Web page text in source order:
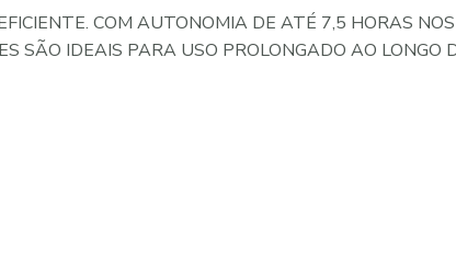
COM AUTONOMIA DE ATÉ 7,5 HORAS
SÃO IDEAIS PARA USO PROLONGADO AO LONGO